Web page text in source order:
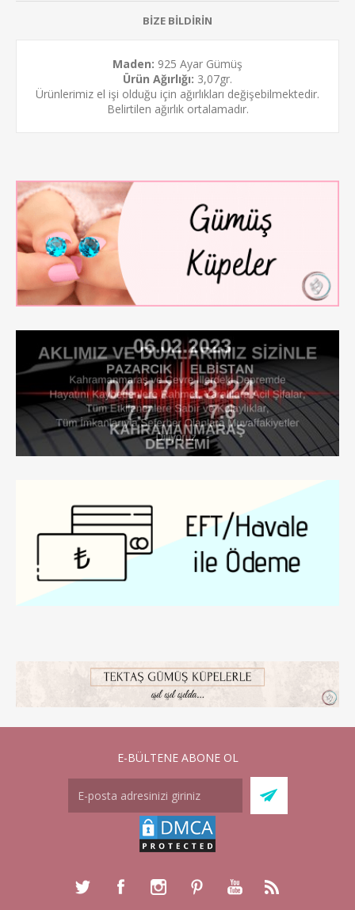
BİZE BİLDİRİN
Maden: 925 Ayar Gümüş
Ürün Ağırlığı: 3,07gr.
Ürünlerimiz el işi olduğu için ağırlıkları değişebilmektedir.
Belirtilen ağırlık ortalamadır.
E-BÜLTENE ABONE OL